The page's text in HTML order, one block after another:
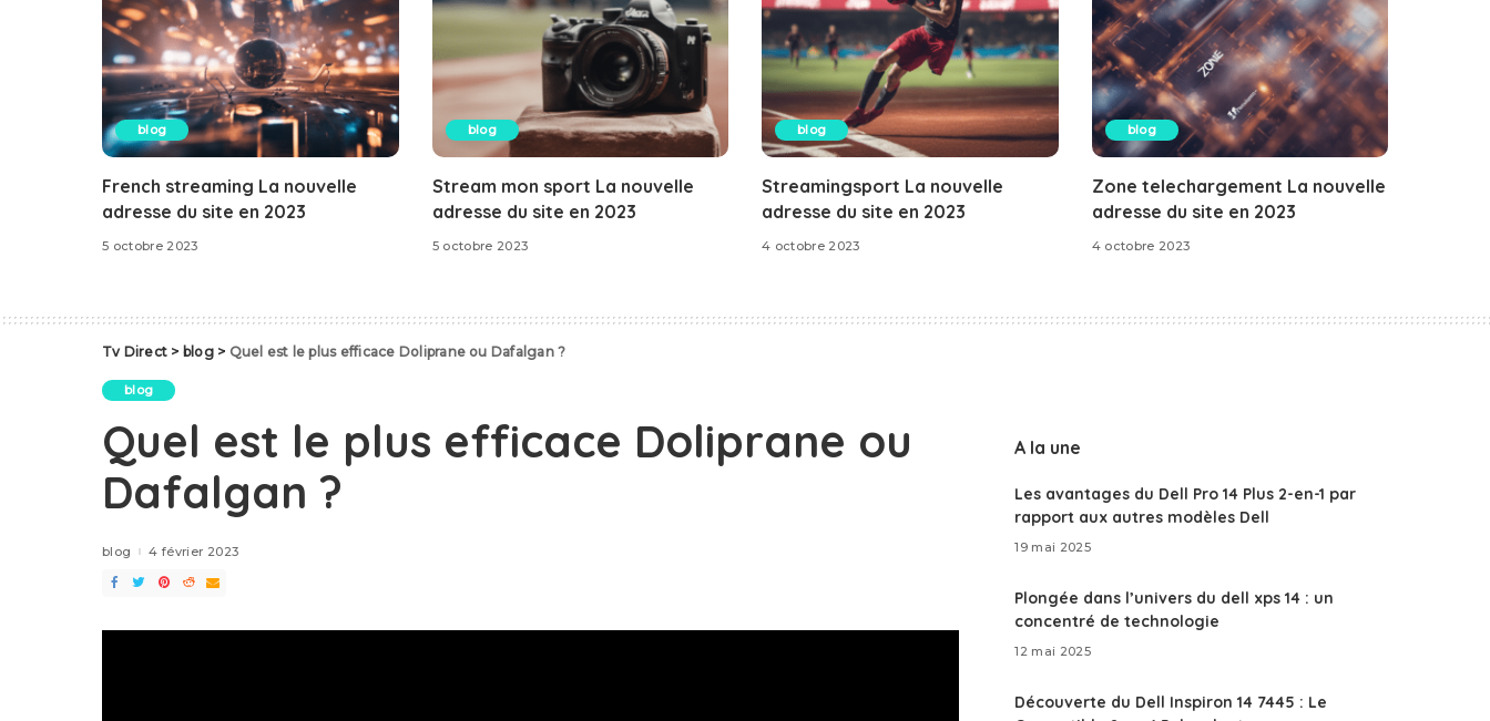
blog
French streaming La nouvelle
adresse du site en 2023
5 octobre 2023
blog
Stream mon sport La nouvelle
adresse du site en 2023
5 octobre 2023
blog
Streamingsport La nouvelle
adresse du site en 2023
4 octobre 2023
blog
Zone telechargement La nouvelle
adresse du site en 2023
4 octobre 2023
Tv Direct > blog> Quel est le plus efficace Doliprane ou Dafalgan ?
blog
Quel est le plus efficace Doliprane ou
Dafalgan ?
blog 4 février 2023
A la une
Les avantages du Dell Pro 14 Plus 2-en-1 par
rapport aux autres modèles Dell
19 mai 2025
Plongée dans l’univers du dell xps 14 : un
concentré de technologie
12 mai 2025
Découverte du Dell Inspiron 14 7445 : Le